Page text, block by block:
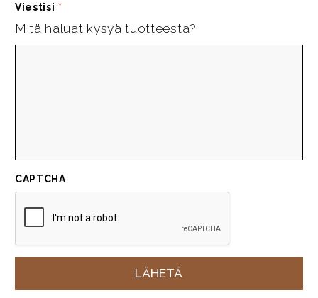
Viestisi *
Mitä haluat kysyä tuotteesta?
CAPTCHA